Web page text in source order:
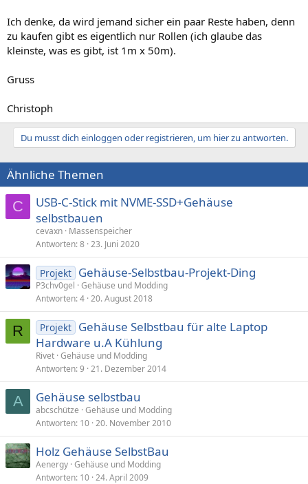
Ich denke, da wird jemand sicher ein paar Reste haben, denn
zu kaufen gibt es eigentlich nur Rollen (ich glaube das
kleinste, was es gibt, ist 1m x 50m).
Gruss
Christoph
Du musst dich einloggen oder registrieren, um hier zu antworten.
Ähnliche Themen
C
USB-C-Stick mit NVME-SSD+Gehäuse
selbstbauen
cevaxn Massenspeicher
Antworten 8 23. Juni 2020
Projekt Gehäuse-Selbstbau-Projekt-Ding
P3chv0gel Gehäuse und Modding
Antworten 4 20. August 2018
R Projekt Gehäuse Selbstbau für alte Laptop
Hardware u.A Kühlung
Rivet Gehäuse und Modding
Antworten 9 21. Dezember 2014
A Gehäuse selbstbau
abcschütze Gehäuse und Modding
Antworten 10 20. November 2010
Holz Gehäuse SelbstBau
Aenergy Gehäuse und Modding
Antworten 10 24. April 2009